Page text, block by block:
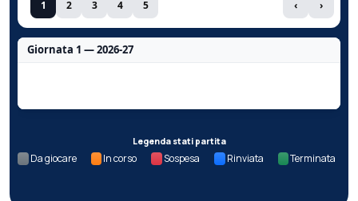
1 2 3 4 5 ‹ ›
Giornata 1 — 2026-27
Legenda stati partita
Da giocare In corso Sospesa Rinviata Terminata